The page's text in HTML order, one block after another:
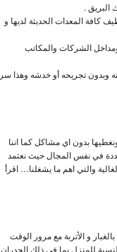
البريق .
كافة المعدات الحديثة لديها و
الشركات والمكاتب
وبدون تجريحه أو خدشه وهذا سر
بدون اي مشاكل كما اننا
في نفس المجال حيث نعتمد
والتي اهم ما يشغلنا… اقرأ
و الأتربة مع مرور الوقت
للمنزل بما في ذلك الجدران